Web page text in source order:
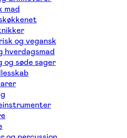
mad
og vegansk
hverdagsmad
og søde sager